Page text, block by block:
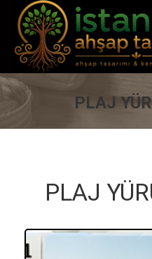
PLAJ
PLAJ